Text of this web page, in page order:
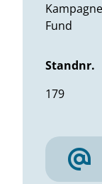
Fund
Standnr.
179